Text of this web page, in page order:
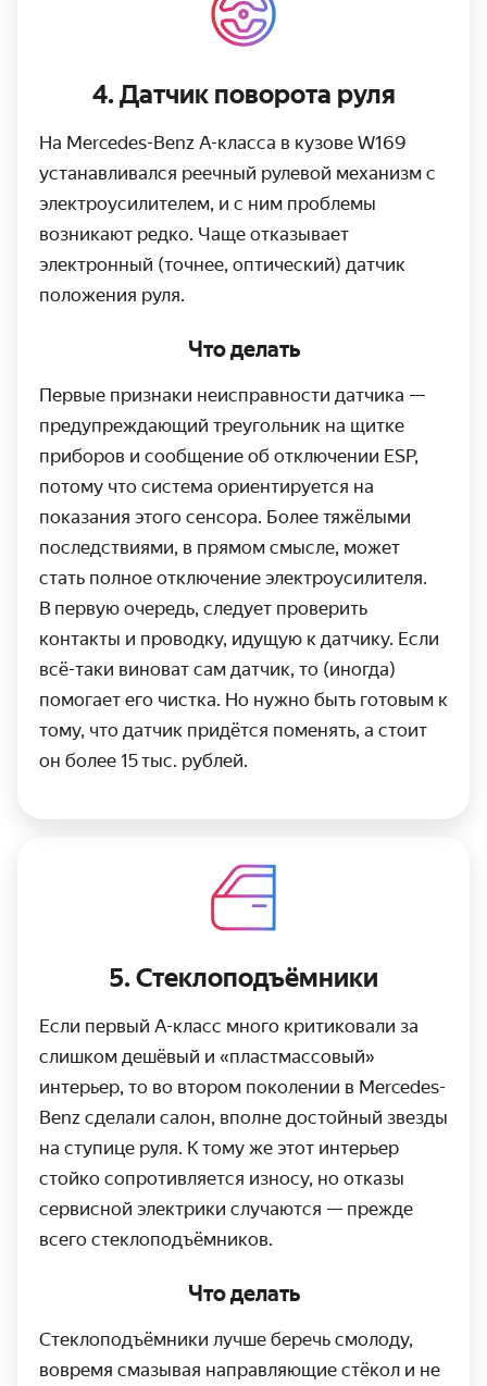
4. Датчик поворота руля
На Mercedes-Benz A-класса в кузове W169
устанавливался реечный рулевой механизм с
электроусилителем, и с ним проблемы
возникают редко. Чаще отказывает
электронный (точнее, оптический) датчик
положения руля.
Что делать
Первые признаки неисправности датчика —
предупреждающий треугольник на щитке
приборов и сообщение об отключении ESP,
потому что система ориентируется на
показания этого сенсора. Более тяжёлыми
последствиями, в прямом смысле, может
стать полное отключение электро­усилителя.
В первую очередь, следует проверить
контакты и проводку, идущую к датчику. Если
всё-таки виноват сам датчик, то (иногда)
помогает его чистка. Но нужно быть готовым к
тому, что датчик придётся поменять, а стоит
он более 15 тыс. рублей.
5. Стеклоподъёмники
Если первый А-класс много критиковали за
слишком дешёвый и «пластмассовый»
интерьер, то во втором поколении в Mercedes-
Benz сделали салон, вполне достойный звезды
на ступице руля. К тому же этот интерьер
стойко сопротив­ляется износу, но отказы
сервисной электрики случаются — прежде
всего стеклоподъёмников.
Что делать
Стеклоподъёмники лучше беречь смолоду,
вовремя смазывая направляющие стёкол и не